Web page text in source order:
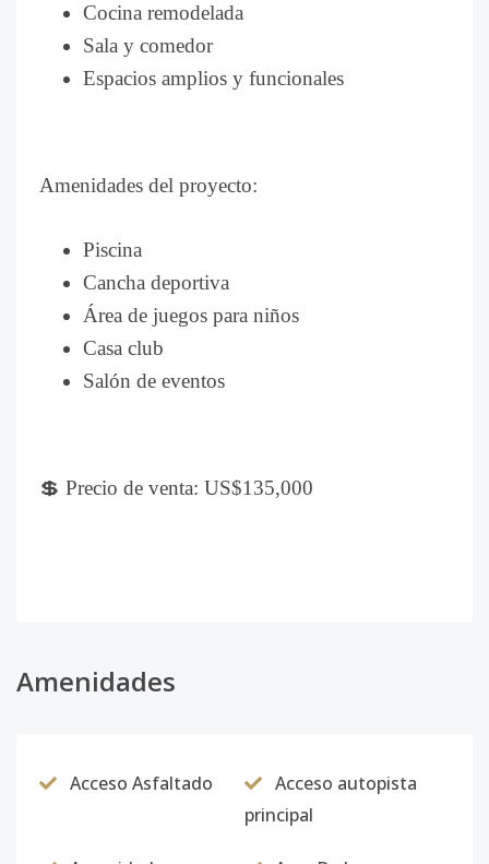
Cocina remodelada
Sala y comedor
Espacios amplios y funcionales
Amenidades del proyecto:
Piscina
Cancha deportiva
Área de juegos para niños
Casa club
Salón de eventos
💲 Precio de venta: US$135,000
Amenidades
Acceso Asfaltado
Acceso autopista
principal